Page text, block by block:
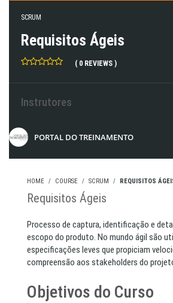
SCRUM
Requisitos Ágeis
( 0 REVIEWS )
Instrutores
PORTAL DO TREINAMENTO
HOME COURSE SCRUM REQUISITOS
Requisitos Ágeis
Processo de captura, identificação e
escopo do produto. No mundo ágil são
especificações leves que propiciam
compreensão aos stakeholders do
Objetivos do Curso